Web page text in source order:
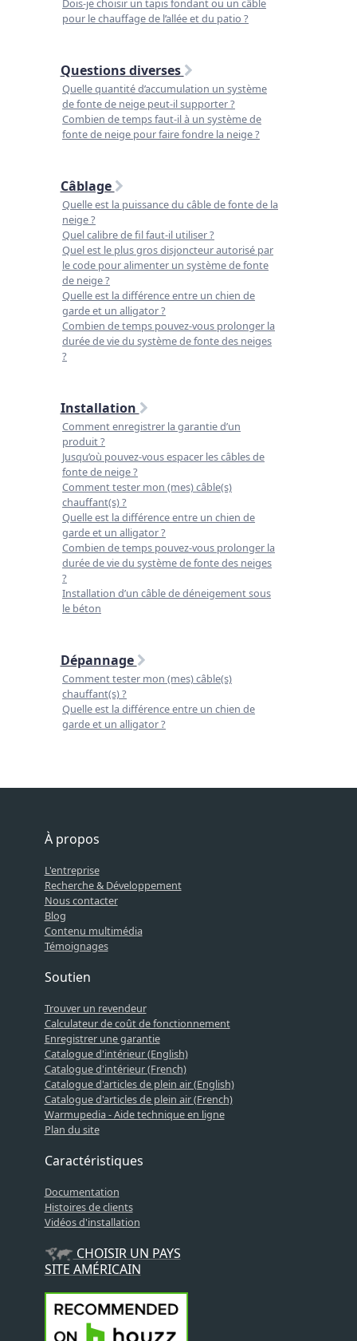
Dois-je choisir un tapis fondant ou un câble
pour le chauffage de l’allée et du patio ?
Questions diverses
Quelle quantité d’accumulation un système
de fonte de neige peut-il supporter ?
Combien de temps faut-il à un système de
fonte de neige pour faire fondre la neige ?
Câblage
Quelle est la puissance du câble de fonte de la
neige ?
Quel calibre de fil faut-il utiliser ?
Quel est le plus gros disjoncteur autorisé par
le code pour alimenter un système de fonte
de neige ?
Quelle est la différence entre un chien de
garde et un alligator ?
Combien de temps pouvez-vous prolonger la
durée de vie du système de fonte des neiges
?
Installation
Comment enregistrer la garantie d’un
produit ?
Jusqu’où pouvez-vous espacer les câbles de
fonte de neige ?
Comment tester mon (mes) câble(s)
chauffant(s) ?
Quelle est la différence entre un chien de
garde et un alligator ?
Combien de temps pouvez-vous prolonger la
durée de vie du système de fonte des neiges
?
Installation d’un câble de déneigement sous
le béton
Dépannage
Comment tester mon (mes) câble(s)
chauffant(s) ?
Quelle est la différence entre un chien de
garde et un alligator ?
À propos
L'entreprise
Recherche & Développement
Nous contacter
Blog
Contenu multimédia
Témoignages
Soutien
Trouver un revendeur
Calculateur de coût de fonctionnement
Enregistrer une garantie
Catalogue d'intérieur (English)
Catalogue d'intérieur (French)
Catalogue d'articles de plein air (English)
Catalogue d'articles de plein air (French)
Warmupedia - Aide technique en ligne
Plan du site
Caractéristiques
Documentation
Histoires de clients
Vidéos d'installation
CHOISIR UN PAYS
SITE AMÉRICAIN